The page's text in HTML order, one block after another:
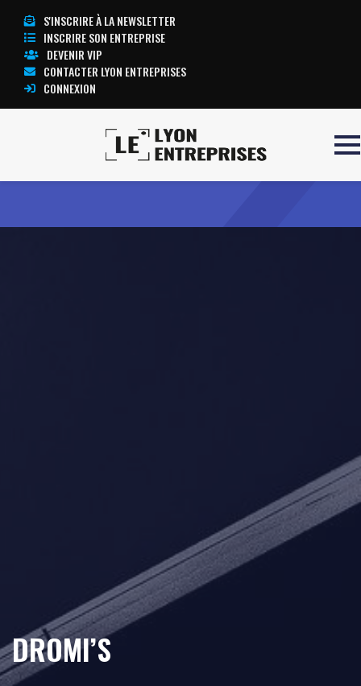
S'INSCRIRE À LA NEWSLETTER
INSCRIRE SON ENTREPRISE
DEVENIR VIP
CONTACTER LYON ENTREPRISES
CONNEXION
DROMI’S